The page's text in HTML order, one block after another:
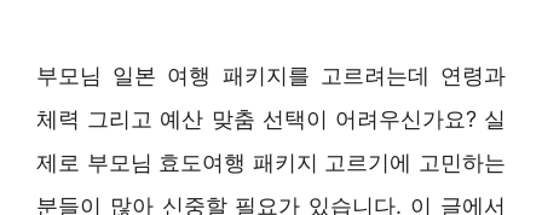
부모님 일본 여행 패키지를 고르려는데 연령과
체력 그리고 예산 맞춤 선택이 어려우신가요? 실
제로 부모님 효도여행 패키지 고르기에 고민하는
분들이 많아 신중할 필요가 있습니다. 이 글에서